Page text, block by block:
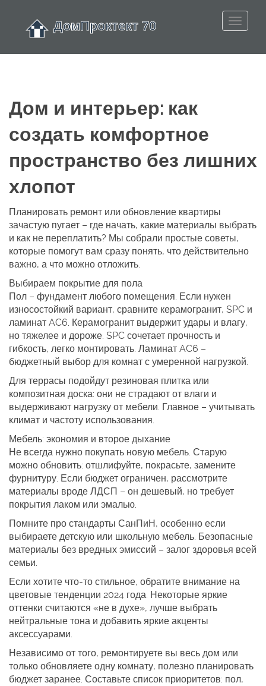
Дом и интерьер: как
создать комфортное
пространство без лишних
хлопот
Планировать ремонт или обновление квартиры
зачастую пугает – где начать, какие материалы выбрать
и как не переплатить? Мы собрали простые советы,
которые помогут вам сразу понять, что действительно
важно, а что можно отложить.
Выбираем покрытие для пола
Пол – фундамент любого помещения. Если нужен
износостойкий вариант, сравните керамогранит, SPC и
ламинат AC6. Керамогранит выдержит удары и влагу,
но тяжелее и дороже. SPC сочетает прочность и
гибкость, легко монтировать. Ламинат AC6 –
бюджетный выбор для комнат с умеренной нагрузкой.
Для террасы подойдут резиновая плитка или
композитная доска: они не страдают от влаги и
выдерживают нагрузку от мебели. Главное – учитывать
климат и частоту использования.
Мебель: экономия и второе дыхание
Не всегда нужно покупать новую мебель. Старую
можно обновить: отшлифуйте, покрасьте, замените
фурнитуру. Если бюджет ограничен, рассмотрите
материалы вроде ЛДСП – он дешевый, но требует
покрытия лаком или эмалью.
Помните про стандарты СанПиН, особенно если
выбираете детскую или школьную мебель. Безопасные
материалы без вредных эмиссий – залог здоровья всей
семьи.
Если хотите что-то стильное, обратите внимание на
цветовые тенденции 2024 года. Некоторые яркие
оттенки считаются «не в духе», лучше выбрать
нейтральные тона и добавить яркие акценты
аксессуарами.
Независимо от того, ремонтируете вы весь дом или
только обновляете одну комнату, полезно планировать
бюджет заранее. Составьте список приоритетов: пол,